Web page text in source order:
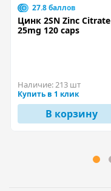
27.8 баллов
Цинк 2SN Zinc Citrate
25mg 120 caps
Наличие:213 шт
Купить в 1 клик
В корзину